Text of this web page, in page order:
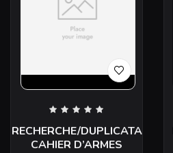
RECHERCHE/DUPLICATA
CAHIER D’ARMES